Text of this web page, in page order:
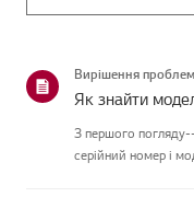
Вирішення проблем
Як знайти
З першого
серійний номер і